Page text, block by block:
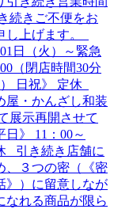
続きご不便をお
し上げます。
日（火）～緊急
（閉店時間30分
日祝》 定休
屋・かんざし和装
展示再開させて
》 11：00～
引き続き店舗に
、３つの密（《密
》）に留意しなが
なれる商品が限ら